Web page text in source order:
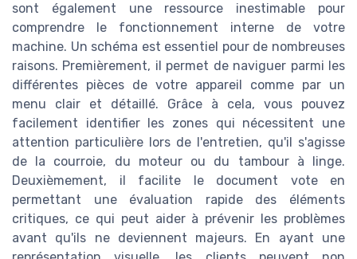
sont également une ressource inestimable pour
comprendre le fonctionnement interne de votre
machine. Un schéma est essentiel pour de nombreuses
raisons. Premièrement, il permet de naviguer parmi les
différentes pièces de votre appareil comme par un
menu clair et détaillé. Grâce à cela, vous pouvez
facilement identifier les zones qui nécessitent une
attention particulière lors de l'entretien, qu'il s'agisse
de la courroie, du moteur ou du tambour à linge.
Deuxièmement, il facilite le document vote en
permettant une évaluation rapide des éléments
critiques, ce qui peut aider à prévenir les problèmes
avant qu'ils ne deviennent majeurs. En ayant une